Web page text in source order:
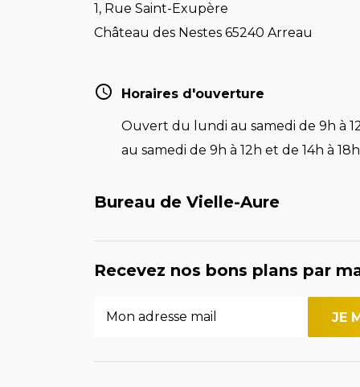
1, Rue Saint-Exupère
Château des Nestes 65240 Arreau
Horaires d'ouverture
Ouvert du lundi au samedi de 9h à
au samedi de 9h à 12h et de 14h à
Bureau de Vielle-Aure
Recevez nos bons plans par